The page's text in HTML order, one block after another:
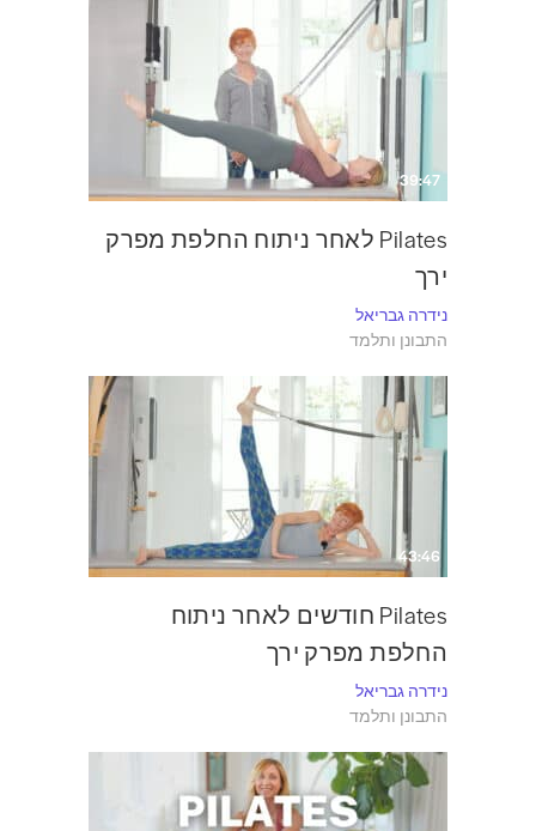
39:47
Pilates לאחר ניתוח החלפת מפרק
ירך
נידרה גבריאל
התבונן ותלמד
43:46
Pilates חודשים לאחר ניתוח
החלפת מפרק ירך
נידרה גבריאל
התבונן ותלמד